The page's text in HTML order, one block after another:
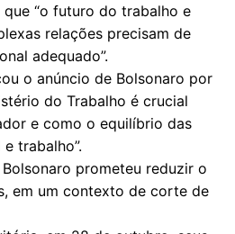
“o futuro do trabalho e
relações precisam de
adequado”.
o anúncio de Bolsonaro por
do Trabalho é crucial
e como o equilíbrio das
trabalho”.
prometeu reduzir o
em um contexto de corte de